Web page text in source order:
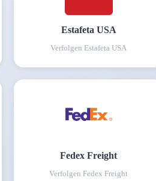
Estafeta USA
Verfolgen Estafeta USA
Fedex Freight
Verfolgen Fedex Freight